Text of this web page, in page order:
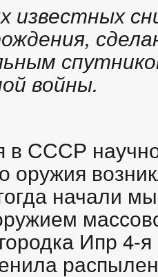
известных
войны.
в СССР
оружия
начали
Ипр 4-